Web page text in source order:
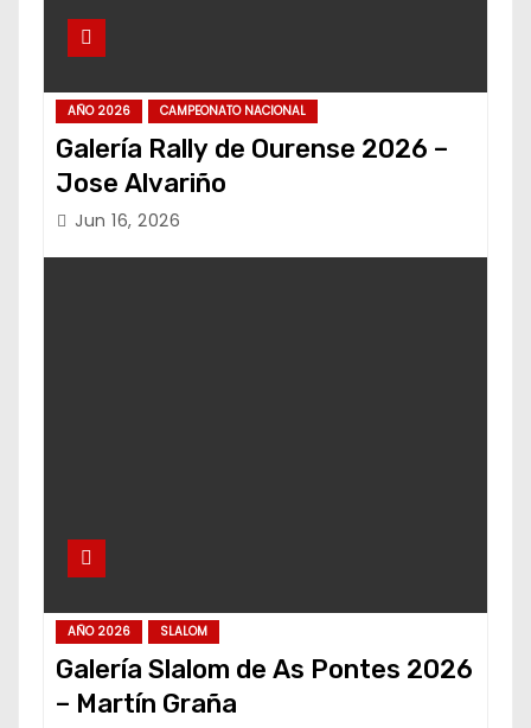
AÑO 2026 CAMPEONATO NACIONAL
Galería Rally de Ourense 2026 –
Jose Alvariño
Jun 16, 2026
AÑO 2026 SLALOM
Galería Slalom de As Pontes 2026
– Martín Graña